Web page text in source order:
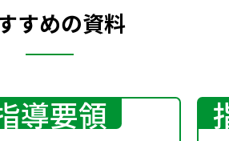
すめの資料
導要領